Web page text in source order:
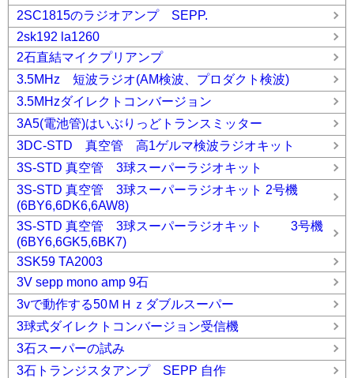
2SC1815のラジオアンプ SEPP.
2sk192 la1260
2石直結マイクプリアンプ
3.5MHz 短波ラジオ(AM検波、プロダクト検波)
3.5MHzダイレクトコンバージョン
3A5(電池管)はいぶりっどトランスミッター
3DC-STD 真空管 高1ゲルマ検波ラジオキット
3S-STD 真空管 3球スーパーラジオキット
3S-STD 真空管 3球スーパーラジオキット 2号機
(6BY6,6DK6,6AW8)
3S-STD 真空管 3球スーパーラジオキット 3号機
(6BY6,6GK5,6BK7)
3SK59 TA2003
3V sepp mono amp 9石
3vで動作する50ＭＨｚダブルスーパー
3球式ダイレクトコンバージョン受信機
3石スーパーの試み
3石トランジスタアンプ SEPP 自作